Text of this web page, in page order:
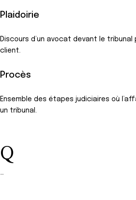
Plaidoirie
Discours d’un avocat devant le
client.
Procès
Ensemble des étapes judiciaires où
un tribunal.
Q
—